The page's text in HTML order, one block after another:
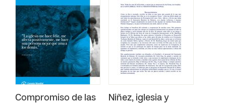
Compromiso de las
Niñez, iglesia y